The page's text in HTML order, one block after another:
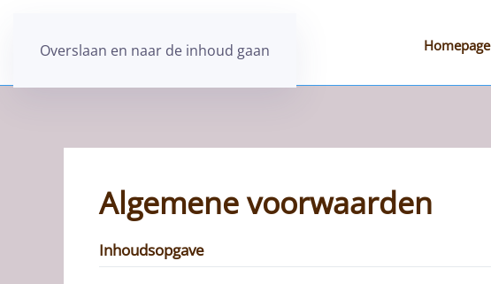
Overslaan en naar de inhoud gaan Homepage
Algemene voorwaarden
Inhoudsopgave